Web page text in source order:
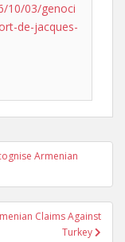
10/03/genoci
de-jacques-
Armenian
Claims Against
Turkey